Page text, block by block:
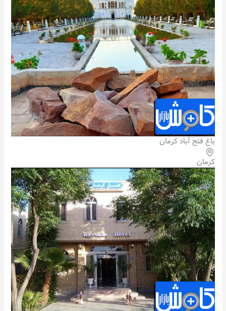
باغ فتح آباد کرمان
کرمان